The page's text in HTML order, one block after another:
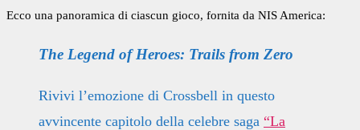
Ecco una panoramica di ciascun gioco, fornita da NIS America:
The Legend of Heroes: Trails from Zero
Rivivi l’emozione di Crossbell in questo
avvincente capitolo della celebre saga “La